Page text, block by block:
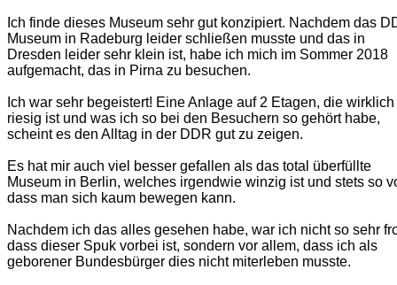
Ich finde dieses Museum sehr gut konzipiert. Nachdem das
Museum in Radeburg leider schließen musste und das in
Dresden leider sehr klein ist, habe ich mich im Sommer 2018
aufgemacht, das in Pirna zu besuchen.
Ich war sehr begeistert! Eine Anlage auf 2 Etagen, die wirklich
riesig ist und was ich so bei den Besuchern so gehört habe,
scheint es den Alltag in der DDR gut zu zeigen.
Es hat mir auch viel besser gefallen als das total überfüllte
Museum in Berlin, welches irgendwie winzig ist und stets so
dass man sich kaum bewegen kann.
Nachdem ich das alles gesehen habe, war ich nicht so sehr
dass dieser Spuk vorbei ist, sondern vor allem, dass ich als
geborener Bundesbürger dies nicht miterleben musste.